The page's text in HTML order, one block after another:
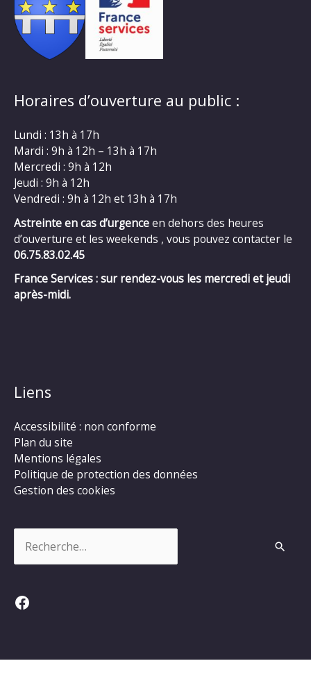
Horaires d’ouverture au public :
Lundi : 13h à 17h
Mardi : 9h à 12h – 13h à 17h
Mercredi : 9h à 12h
Jeudi : 9h à 12h
Vendredi : 9h à 12h et 13h à 17h
Astreinte en cas d’urgenceen dehors des heures
d’ouverture et les weekends , vous pouvez contacter le
06.75.83.02.45
France Services : sur rendez-vous les mercredi et jeudi
après-midi.
Liens
Accessibilité : non conforme
Plan du site
Mentions légales
Politique de protection des données
Gestion des cookies
Facebook